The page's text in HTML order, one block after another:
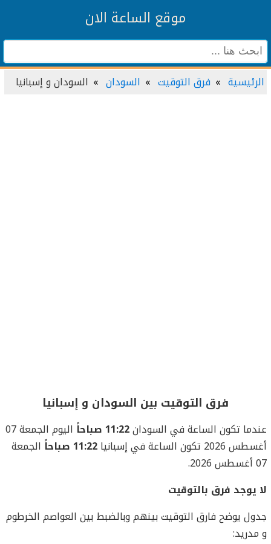
موقع الساعة الان
الرئيسية فرق التوقيت السودان السودان و إسبانيا
فرق التوقيت بين السودان و إسبانيا
عندما تكون الساعة في السودان11:22 صباحاً
اليوم الجمعة 07
أغسطس 2026 تكون الساعة في إسبانيا
11:22 صباحاً
الجمعة
07 أغسطس 2026.
لا يوجد فرق بالتوقيت
جدول يوضح فارق التوقيت بينهم وبالضبط بين العواصم الخرطوم
و مدريد: